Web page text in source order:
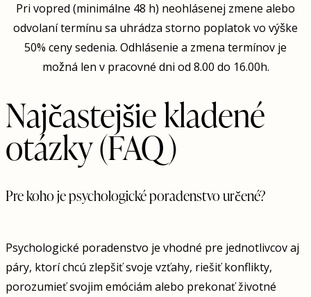
Pri vopred (minimálne 48 h) neohlásenej zmene alebo
odvolaní termínu sa uhrádza storno poplatok vo výške
50% ceny sedenia. Odhlásenie a zmena termínov je
možná len v pracovné dni od 8.00 do 16.00h.
Najčastejšie kladené
otázky (FAQ)
Pre koho je psychologické poradenstvo určené?
Psychologické poradenstvo je vhodné pre jednotlivcov aj
páry, ktorí chcú zlepšiť svoje vzťahy, riešiť konflikty,
porozumieť svojim emóciám alebo prekonať životné